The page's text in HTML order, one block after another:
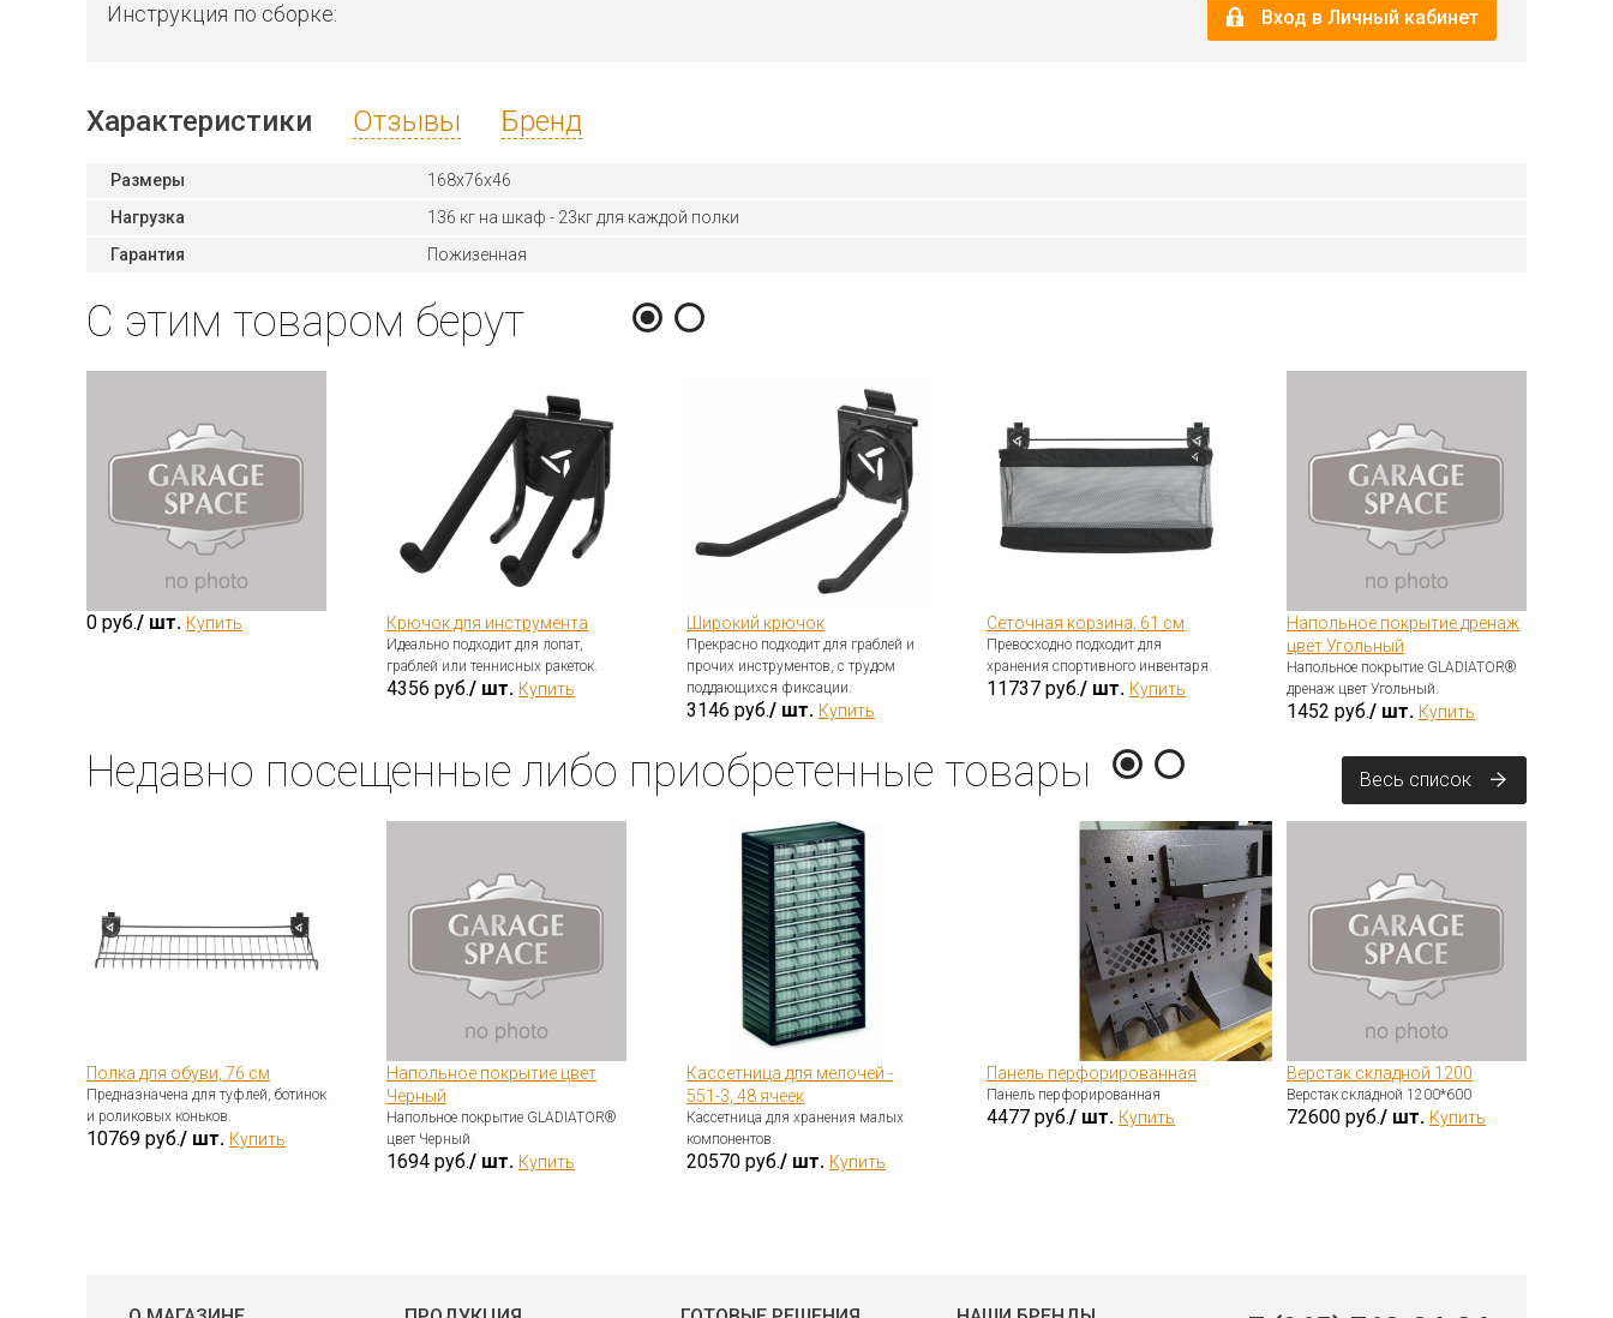
Инструкция по сборке: Вход в Личный кабинет
Характеристики Отзывы Бренд
Размеры
168x76x46
Нагрузка
136 кг на шкаф - 23кг для каждой полки
Гарантия
Пожизенная
С этим товаром берут
0 руб./ шт. Купить Крючок для инструмента
Идеально подходит для лопат,
граблей или теннисных ракеток.
4356 руб./ шт. Купить
Широкий крючок
Прекрасно подходит для граблей и
прочих инструментов, с трудом
поддающихся фиксации.
3146 руб./ шт. Купить
Сеточная корзина, 61 см
Превосходно подходит для
хранения спортивного инвентаря.
11737 руб./ шт. Купить
Напольное покрытие дренаж
цвет Угольный
Напольное покрытие GLADIATOR®
дренаж цвет Угольный.
1452 руб./ шт. Купить
Недавно посещенные либо приобретенные товары Весь список
Полка для обуви, 76 см
Предназначена для туфлей, ботинок
и роликовых коньков.
10769 руб./ шт. Купить
Напольное покрытие цвет
Черный
Напольное покрытие GLADIATOR®
цвет Черный.
1694 руб./ шт. Купить
Кассетница для мелочей -
551-3, 48 ячеек
Кассетница для хранения малых
компонентов.
20570 руб./ шт. Купить
Панель перфорированная
Панель перфорированная
4477 руб./ шт. Купить
Верстак складной 1200
Верстак складной 1200*600
72600 руб./ шт. Купить